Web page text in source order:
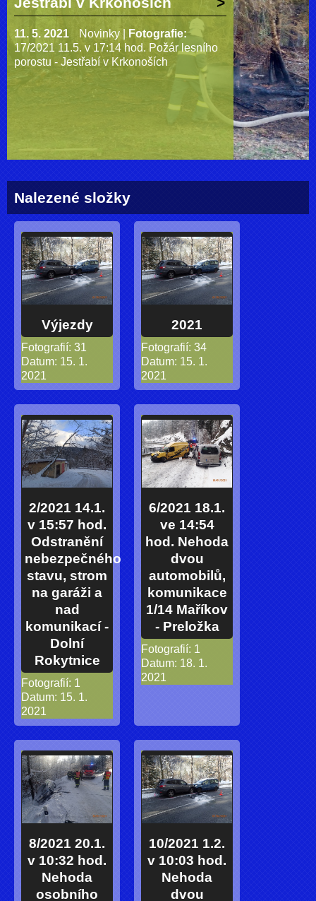
11. 5. 2021 Novinky
Fotografie:
17/2021 11.5. v 17:14 hod. Požár lesního
porostu - Jestřabí v Krkonoších
Nalezené složky
Výjezdy
Fotografií: 31
Datum: 15. 1.
2021
2021
Fotografií: 34
Datum: 15. 1.
2021
2/2021 14.1.
v 15:57 hod.
Odstranění
nebezpečného
stavu, strom
na garáži a
nad
komunikací -
Dolní
Rokytnice
Fotografií: 1
Datum: 15. 1.
2021
6/2021 18.1.
ve 14:54
hod. Nehoda
dvou
automobilů,
komunikace
1/14 Maříkov
- Preložka
Fotografií: 1
Datum: 18. 1.
2021
8/2021 20.1.
v 10:32 hod.
Nehoda
osobního
10/2021 1.2.
v 10:03 hod.
Nehoda
dvou